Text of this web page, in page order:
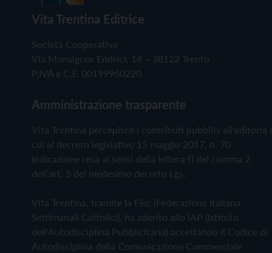
Vita Trentina Editrice
Società Cooperativa
Via Monsignor Endrici, 14 – 38122 Trento
P.IVA e C.F. 00199960220
Amministrazione trasparente
Vita Trentina percepisce i contributi pubblici all'editoria
cui al decreto legislativo 15 maggio 2017, n. 70.
Indicazione resa ai sensi della lettera f) del comma 2
dell'art. 5 del medesimo decreto Lgs.
Vita Trentina, tramite la Fisc (Federazione Italiana
Settimanali Cattolici), ha aderito allo IAP (Istituto
dell'Autodisciplina Pubblicitaria) accettando il Codice di
Autodisciplina della Comunicazione Commerciale